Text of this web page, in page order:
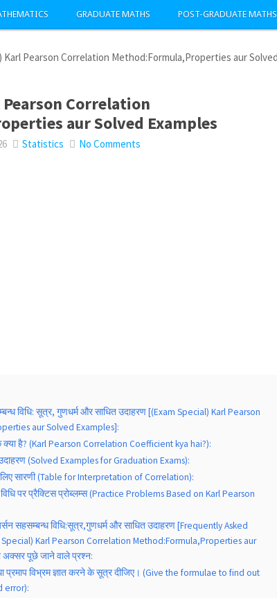
GRADUATE MATHS POST-GRADUATE MATHS
Karl Pearson Correlation Method:Formula,Properties aur Solved
Correlation
aur Solved Examples
Statistics No Comments
विधि: सूत्र, गुणधर्म और साधित उदाहरण [(Exam Special) Karl Pearson
aur Solved Examples]:
क्या है? (Karl Pearson Correlation Coefficient kya hai?):
उदाहरण (Solved Examples for Graduation Exams):
सारणी (Table for Interpretation of Correlation):
विधि पर प्रैक्टिस प्रोब्लम्स (Practice Problems Based on Karl Pearson
सहसम्बन्ध विधि:सूत्र,गुणधर्म और साधित उदाहरण [Frequently Asked
Karl Pearson Correlation Method:Formula,Properties aur
अक्सर पूछे जाने वाले प्रश्न:
प्रमाप विभ्रम ज्ञात करने के सूत्र दीजिए। (Give the formulae to find out
error):